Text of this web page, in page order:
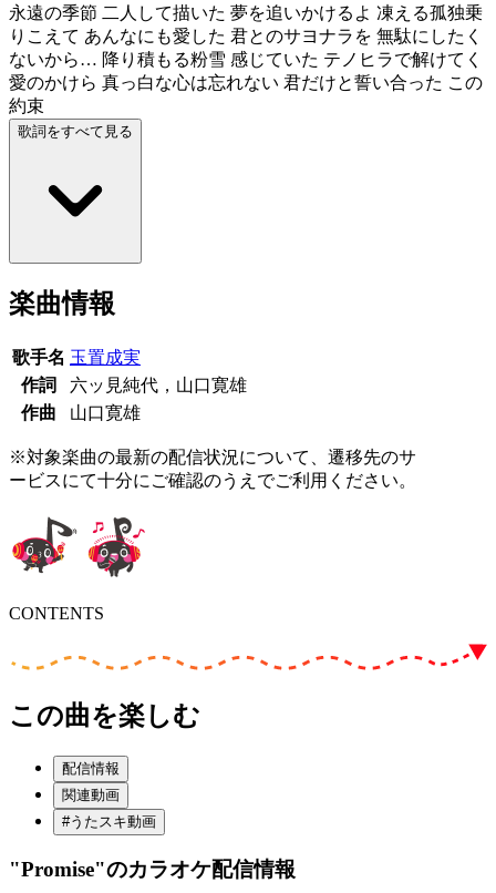
永遠の季節 二人して描いた 夢を追いかけるよ 凍える孤独乗
りこえて あんなにも愛した 君とのサヨナラを 無駄にしたく
ないから… 降り積もる粉雪 感じていた テノヒラで解けてく
愛のかけら 真っ白な心は忘れない 君だけと誓い合った この
約束
歌詞をすべて見る
楽曲情報
歌手名 玉置成実
作詞
六ッ見純代，山口寛雄
作曲
山口寛雄
※対象楽曲の最新の配信状況について、遷移先のサ
ービスにて十分にご確認のうえでご利用ください。
CONTENTS
この曲を楽しむ
配信情報
関連動画
#うたスキ動画
"Promise"のカラオケ配信情報